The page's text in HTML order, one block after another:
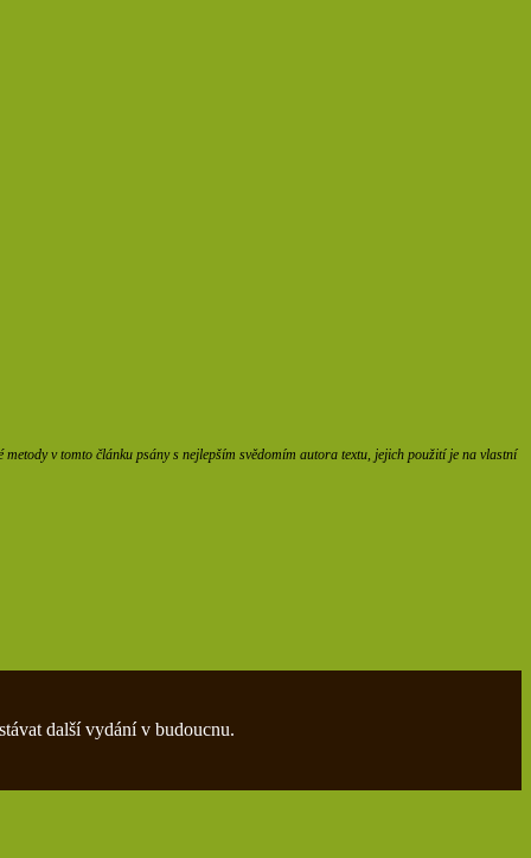
v tomto článku psány s nejlepším svědomím autora textu, jejich použití je na vlastní
další vydání v budoucnu.